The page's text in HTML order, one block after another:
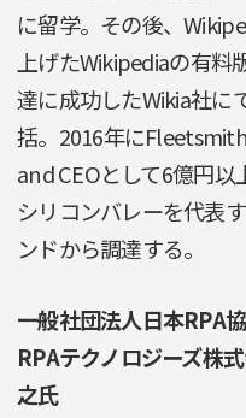
に留学。その後、
上げたWikipediaの有料
達に成功したWikia社に
括。2016年に
and CEOとして6億円
シリコンバレーを代表
ンドから調達する。
一般社団法人日本RPA
RPAテクノロジーズ株
之氏